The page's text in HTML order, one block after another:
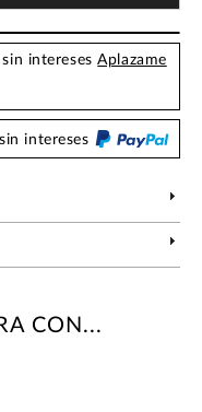
sin interesesAplazame
intereses
CON...